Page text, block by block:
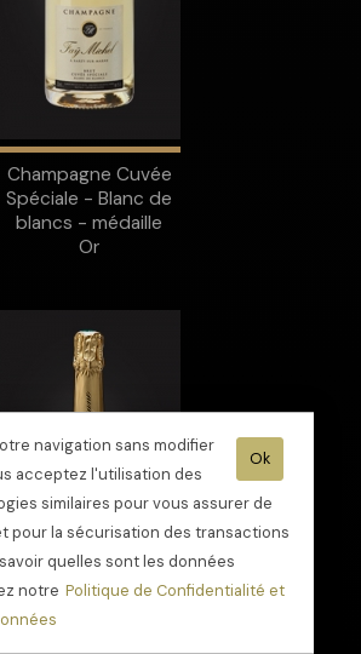
Champagne Cuvée
Spéciale - Blanc de
blancs - médaille
Or
Ok
navigation sans modifier
acceptez l'utilisation des
similaires pour vous assurer de
pour la sécurisation des transactions
quelles sont les données
notre Politique de Confidentialité et